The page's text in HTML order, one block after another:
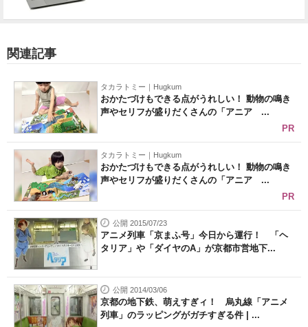
関連記事
タカラトミー｜Hugkum
おかたづけもできる点がうれしい！ 動物の鳴き
声やセリフが盛りだくさんの「アニア ...
PR
タカラトミー｜Hugkum
おかたづけもできる点がうれしい！ 動物の鳴き
声やセリフが盛りだくさんの「アニア ...
PR
公開 2015/07/23
アニメ列車「京まふ号」今日から運行！ 「ヘ
タリア」や「ダイヤのA」が京都市営地下...
公開 2014/03/06
京都の地下鉄、萌えすぎィ！ 烏丸線「アニメ
列車」のラッピングがガチすぎる件 | ...